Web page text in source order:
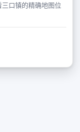
口镇的精确地图位